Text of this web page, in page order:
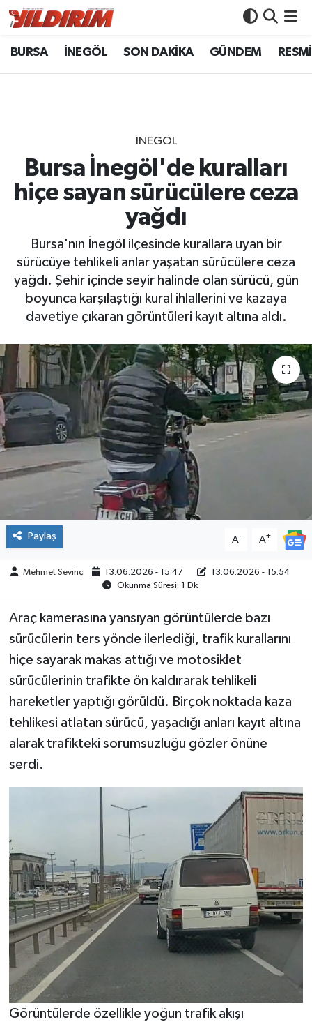
BURSA İNEGÖL SON DAKİKA GÜNDEM
İNEGÖL
Bursa İnegöl'de kuralları
hiçe sayan sürücülere ceza
yağdı
Bursa'nın İnegöl ilçesinde kurallara uyan bir
sürücüye tehlikeli anlar yaşatan sürücülere ceza
yağdı. Şehir içinde seyir halinde olan sürücü, gün
boyunca karşılaştığı kural ihlallerini ve kazaya
davetiye çıkaran görüntüleri kayıt altına aldı.
Paylaş A- A+
Mehmet Sevinç 13.06.2026 - 15:47
13.06.2026 - 15:54
Okunma Süresi: 1 Dk
Araç kamerasına yansıyan görüntülerde bazı
sürücülerin ters yönde ilerlediği, trafik kurallarını
hiçe sayarak makas attığı ve motosiklet
sürücülerinin trafikte ön kaldırarak tehlikeli
hareketler yaptığı görüldü. Birçok noktada kaza
tehlikesi atlatan sürücü, yaşadığı anları kayıt altına
alarak trafikteki sorumsuzluğu gözler önüne
serdi.
Görüntülerde özellikle yoğun trafik akışı
BURSA
GÜNDEM
RESMİ İLANLAR
SİYASET
YAŞAM
Bursa Nöbetçi Eczaneler
Bursa Trafik Yoğunluk Haritası
Süper Lig Puan Durumu ve Fikstür
Son Dakika Haberleri
Haber Arşivi